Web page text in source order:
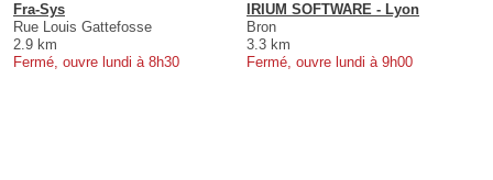
Fra-Sys
Rue Louis Gattefosse
2.9 km
Fermé, ouvre lundi à 8h30
IRIUM SOFTWARE - Lyon
Bron
3.3 km
Fermé, ouvre lundi à 9h00